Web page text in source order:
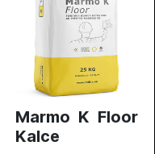
Marmo K Floor
Kalce